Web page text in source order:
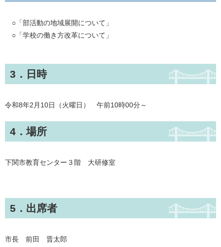
○「部活動の地域展開について」
○「学校の働き方改革について」
3．日時
令和8年2月10日（火曜日） 午前10時00分～
4．場所
下関市教育センター３階 大研修室
5．出席者
市長 前田 晋太郎